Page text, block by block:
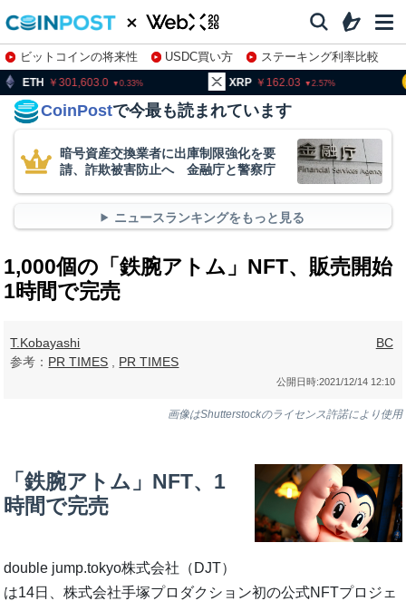
ビットコインの将来性 USDC買い方
ステーキング利率比較
株特集・関連銘柄
0.33 162.03 2.57
CoinPostで今最も読まれています
暗号資産交換業者に出庫制限強化を要
請、詐欺被害防止へ 金融庁と警察庁
ニュースランキングをもっと見る
1,000個の「鉄腕アトム」NFT、販売開始
1時間で完売
T.Kobayashi
参考： PR TIMES PR TIMES
BC
公開日時:2021/12/14 12:10
画像はShutterstockのライセンス許諾により使用
「鉄腕アトム」NFT、1
時間で完売
double jump.tokyo株式会社（DJT）
は14日、株式会社手塚プロダクション初の公式NFTプロジェ